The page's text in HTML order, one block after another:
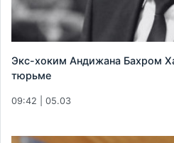
Экс-хоким Андижана Бахром
тюрьме
09:42 | 05.03